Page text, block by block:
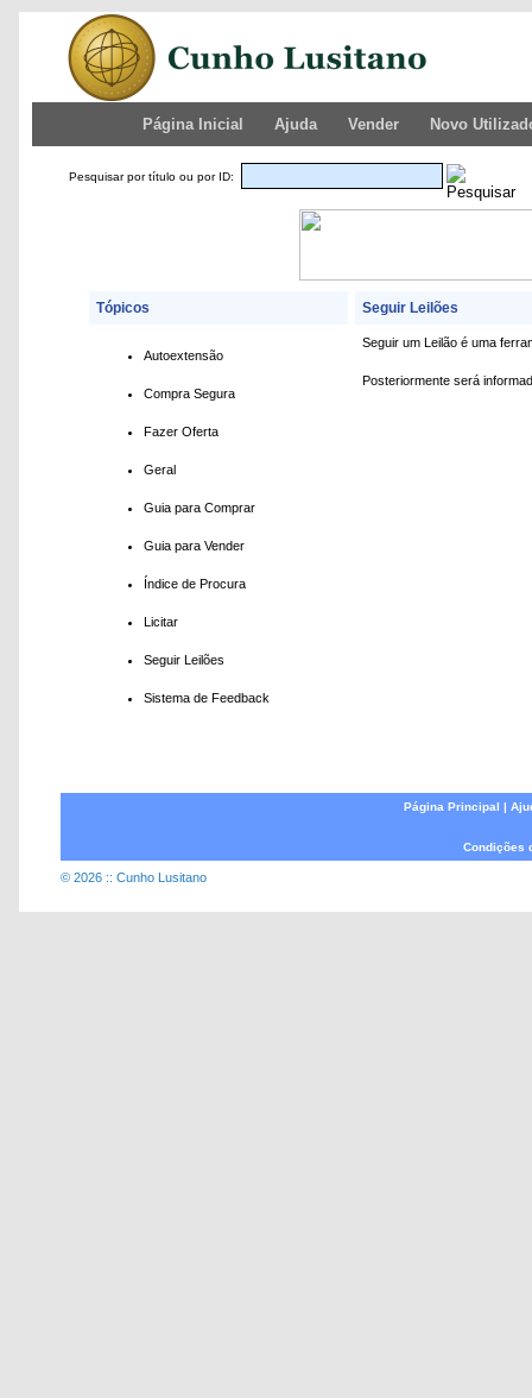
Página Inicial Ajuda Vender Novo
Pesquisar por título ou por ID:
Tópicos
Autoextensão
Compra Segura
Fazer Oferta
Geral
Guia para Comprar
Guia para Vender
Índice de Procura
Licitar
Seguir Leilões
Sistema de Feedback
Seguir Leilões
Seguir um Leilão é uma
Posteriormente será
Página Principal |
Condições
© 2026 :: Cunho Lusitano